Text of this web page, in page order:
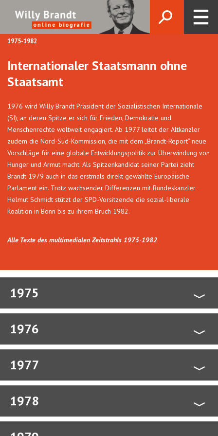
1975-1982
Internationaler Staatsmann ohne
Staatsamt
1976 wird Willy Brandt Präsident der Sozialistischen Internationale
(SI), an deren Spitze er sich für Frieden, Demokratie und
Menschenrechte weltweit engagiert. Ab 1977 leitet der Altkanzler
zudem die Nord-Süd-Kommission, die mit dem „Brandt-Report“ neue
Vorschläge für eine globale Entwicklungspolitik zur Überwindung von
Hunger und Armut macht. Als Spitzenkandidat seiner Partei zieht
Brandt 1979 auch in das erstmals direkt gewählte Europäische
Parlament ein. Trotz wachsender Differenzen mit Bundeskanzler
Helmut Schmidt stützt der SPD-Vorsit­zende die sozial-liberale
Koalition in Bonn bis zu ihrem Bruch 1982.
Alle Texte des multimedialen Zeitstrahls 1975-1982
1975
1976
1977
1978